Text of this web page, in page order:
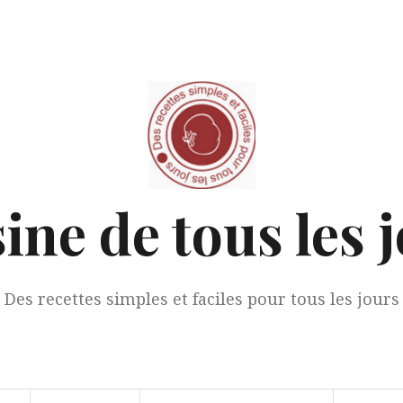
de tous les
Des recettes simples et faciles pour tous les jours